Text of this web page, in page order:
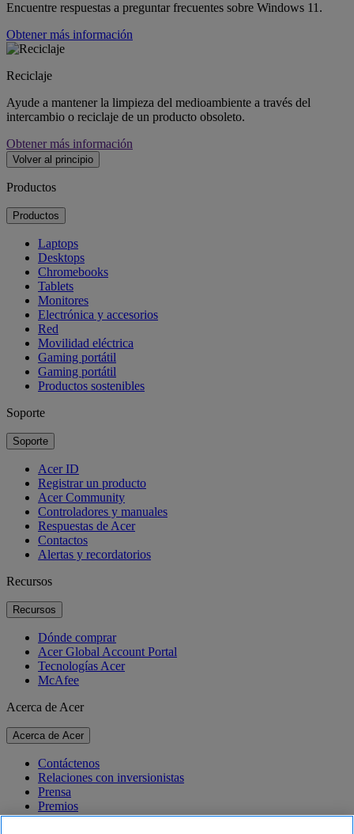
Encuentre respuestas a preguntar frecuentes sobre Windows 11.
Obtener más información
Reciclaje
Ayude a mantener la limpieza del medioambiente a través del
intercambio o reciclaje de un producto obsoleto.
Obtener más información
Volver al principio
Productos
Productos
Laptops
Desktops
Chromebooks
Tablets
Monitores
Electrónica y accesorios
Red
Movilidad eléctrica
Gaming portátil
Gaming portátil
Productos sostenibles
Soporte
Soporte
Acer ID
Registrar un producto
Acer Community
Controladores y manuales
Respuestas de Acer
Contactos
Alertas y recordatorios
Recursos
Recursos
Dónde comprar
Acer Global Account Portal
Tecnologías Acer
McAfee
Acerca de Acer
Acerca de Acer
Contáctenos
Relaciones con inversionistas
Prensa
Premios
Eventos